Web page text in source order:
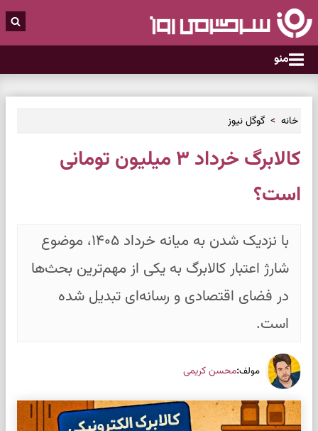
منو
خانه گوگل نیوز
کالابرگ خرداد ۳ میلیون تومانی
است؟
با نزدیک شدن به میانه خرداد ۱۴۰۵، موضوع
شارژ اعتبار کالابرگ به یکی از مهم‌ترین بحث‌ها
در فضای اقتصادی و رسانه‌ای تبدیل شده
است.
مولف:محسن کریمی